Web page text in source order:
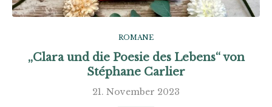
ROMANE
„Clara und die Poesie des Lebens“ von
Stéphane Carlier
21. November 2023